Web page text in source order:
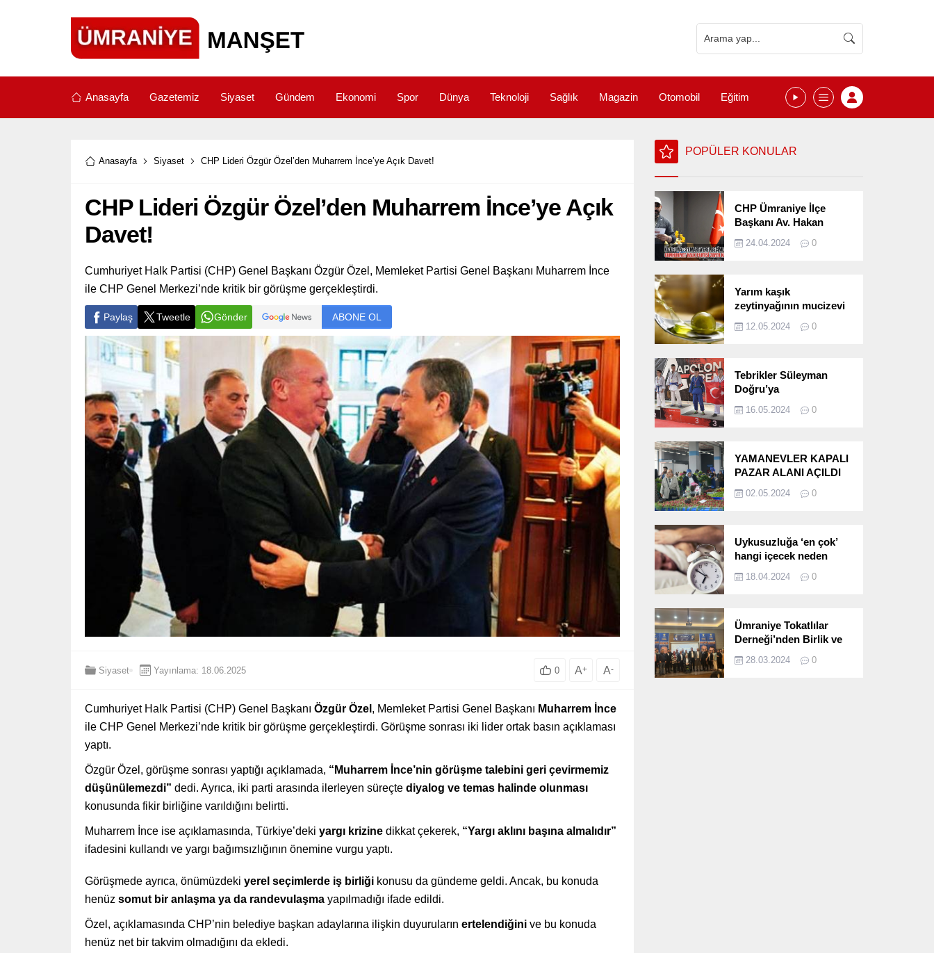
Anasayfa Gazetemiz Siyaset Gündem Ekonomi Spor Dünya Teknoloji Sağlık Magazin Otomobil Eğitim
Anasayfa Siyaset CHP Lideri Özgür Özel’den Muharrem İnce’ye Açık Davet!
CHP Lideri Özgür Özel’den Muharrem İnce’ye Açık
Davet!
Cumhuriyet Halk Partisi (CHP) Genel Başkanı Özgür Özel, Memleket Partisi Genel Başkanı Muharrem İnce
ile CHP Genel Merkezi’nde kritik bir görüşme gerçekleştirdi.
Paylaş Tweetle Gönder ABONE OL
Siyaset Yayınlama: 18.06.2025 0 A+ A-
Cumhuriyet Halk Partisi (CHP) Genel Başkanı Özgür Özel , Memleket Partisi Genel Başkanı Muharrem İnce
ile CHP Genel Merkezi’nde kritik bir görüşme gerçekleştirdi. Görüşme sonrası iki lider ortak basın açıklaması
yaptı.
Özgür Özel, görüşme sonrası yaptığı açıklamada, “Muharrem İnce’nin görüşme talebini geri çevirmemiz
düşünülemezdi” dedi. Ayrıca, iki parti arasında ilerleyen süreçte diyalog ve temas halinde olunması
konusunda fikir birliğine varıldığını belirtti.
Muharrem İnce ise açıklamasında, Türkiye’deki yargı krizine dikkat çekerek, “Yargı aklını başına almalıdır”
ifadesini kullandı ve yargı bağımsızlığının önemine vurgu yaptı.
Görüşmede ayrıca, önümüzdeki yerel seçimlerde iş birliği konusu da gündeme geldi. Ancak, bu konuda
henüz somut bir anlaşma ya da randevulaşma yapılmadığı ifade edildi.
Özel, açıklamasında CHP’nin belediye başkan adaylarına ilişkin duyuruların ertelendiğini ve bu konuda
henüz net bir takvim olmadığını da ekledi.
POPÜLER KONULAR
CHP Ümraniye İlçe
Başkanı Av. Hakan
Seçimlerini
24.04.2024 0
Yarım kaşık
zeytinyağının mucizevi
12.05.2024 0
Tebrikler Süleyman
Doğru’ya
16.05.2024 0
YAMANEVLER KAPALI
PAZAR ALANI AÇILDI
02.05.2024 0
Uykusuzluğa ‘en çok’
hangi içecek neden
18.04.2024 0
Ümraniye Tokatlılar
Derneği’nden Birlik ve
Programı
28.03.2024 0